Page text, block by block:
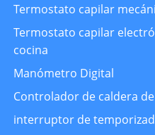
Termostato capilar
Termostato capilar
cocina
Manómetro Digital
Controlador de caldera
interruptor de